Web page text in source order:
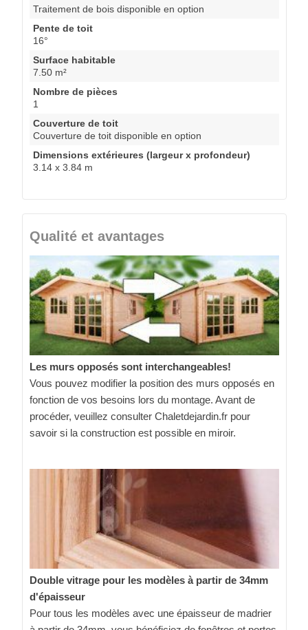
Traitement de bois disponible en option
Pente de toit
16°
Surface habitable
7.50 m²
Nombre de pièces
1
Couverture de toit
Couverture de toit disponible en option
Dimensions extérieures (largeur x profondeur)
3.14 x 3.84 m
Qualité et avantages
Les murs opposés sont interchangeables!
Vous pouvez modifier la position des murs opposés en
fonction de vos besoins lors du montage. Avant de
procéder, veuillez consulter Chaletdejardin.fr pour
savoir si la construction est possible en miroir.
Double vitrage pour les modèles à partir de 34mm
d'épaisseur
Pour tous les modèles avec une épaisseur de madrier